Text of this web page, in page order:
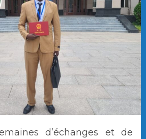
d’échanges et de